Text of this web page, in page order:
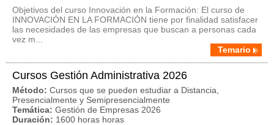
Objetivos del curso Innovación en la Formación: El curso de
INNOVACIÓN EN LA FORMACIÓN tiene por finalidad satisfacer
las necesidades de las empresas que buscan a personas cada
vez m...
Temario
Cursos Gestión Administrativa 2026
Método: Cursos que se pueden estudiar a Distancia,
Presencialmente y Semipresencialmente
Temática: Gestión de Empresas 2026
Duración: 1600 horas horas